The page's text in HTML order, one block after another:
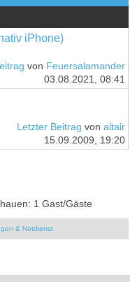
iPhone)
von Feuersalamander
03.08.2021, 08:41
Letzter Beitrag von altair
15.09.2009, 19:20
1 Gast/Gäste
& Notdienst